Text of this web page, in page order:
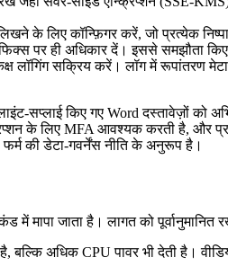
के लिए कॉन्फ़िगर करें, जो प्रत्येक
पर ही अधिकार दें। इससे समझौता
सक्रिय करें। लॉग में रूपांतरण
किए गए Word
के लिए MFA आवश्यक करती है, और
की डेटा‑गवर्नेंस नीति के अनुरूप है।
में मापा जाता है। लागत को
अधिक CPU पावर भी देती है।